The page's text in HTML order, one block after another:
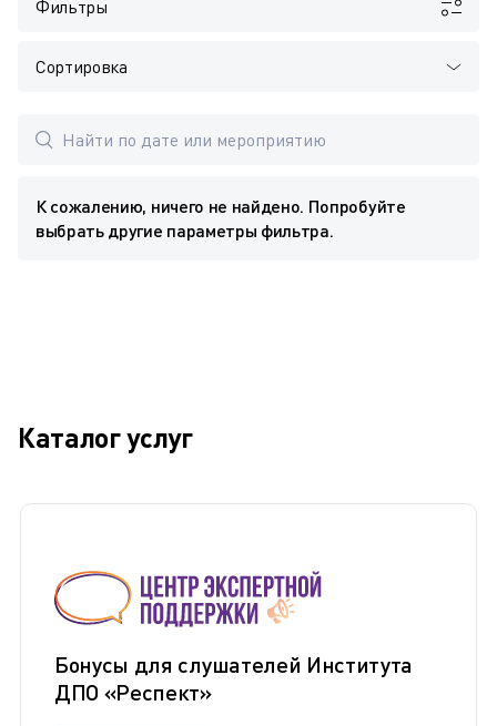
Фильтры
Сортировка
К сожалению, ничего не найдено. Попробуйте
выбрать другие параметры фильтра.
Каталог услуг
Бонусы для слушателей Института
ДПО «Респект»